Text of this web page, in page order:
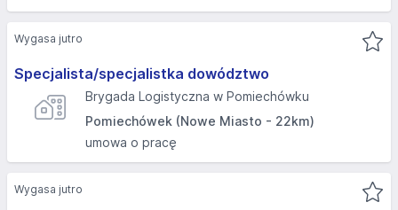
Specjalista/specjalistka dowództwo
Brygada Logistyczna w Pomiechówku
Pomiechówek (Nowe Miasto - 22km)
umowa o pracę
Wygasa jutro
Wygasa jutro